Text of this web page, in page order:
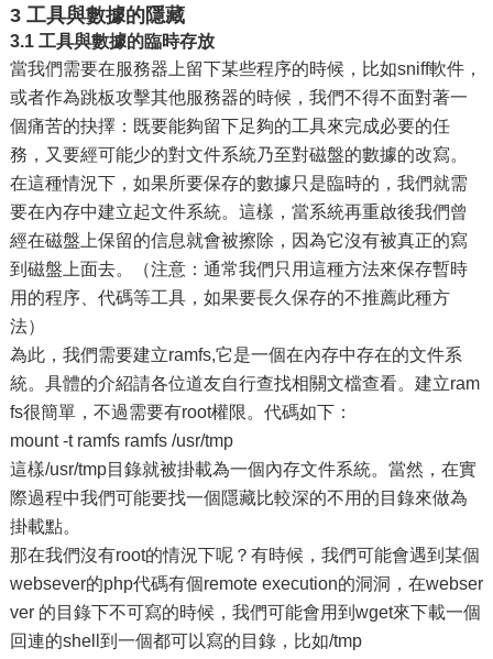
3 工具與數據的隱藏
3.1 工具與數據的臨時存放
當我們需要在服務器上留下某些程序的時候，比如sniff軟件，
或者作為跳板攻擊其他服務器的時候，我們不得不面對著一
個痛苦的抉擇：既要能夠留下足夠的工具來完成必要的任
務，又要經可能少的對文件系統乃至對磁盤的數據的改寫。
在這種情況下，如果所要保存的數據只是臨時的，我們就需
要在內存中建立起文件系統。這樣，當系統再重啟後我們曾
經在磁盤上保留的信息就會被擦除，因為它沒有被真正的寫
到磁盤上面去。（注意：通常我們只用這種方法來保存暫時
用的程序、代碼等工具，如果要長久保存的不推薦此種方
法）
為此，我們需要建立ramfs,它是一個在內存中存在的文件系
統。具體的介紹請各位道友自行查找相關文檔查看。建立ram
fs很簡單，不過需要有root權限。代碼如下：
mount -t ramfs ramfs /usr/tmp
這樣/usr/tmp目錄就被掛載為一個內存文件系統。當然，在實
際過程中我們可能要找一個隱藏比較深的不用的目錄來做為
掛載點。
那在我們沒有root的情況下呢？有時候，我們可能會遇到某個
websever的php代碼有個remote execution的洞洞，在webser
ver 的目錄下不可寫的時候，我們可能會用到wget來下載一個
回連的shell到一個都可以寫的目錄，比如/tmp